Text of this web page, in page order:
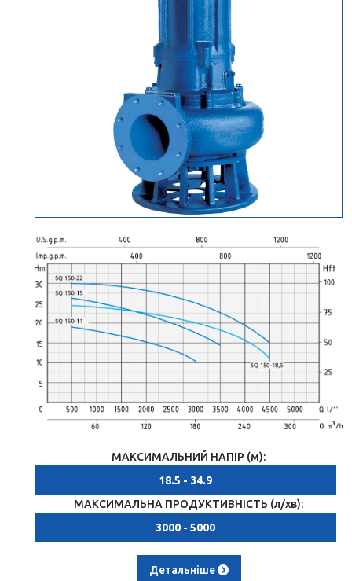
МАКСИМАЛЬНИЙ НАПІР (м):
18.5 - 34.9
МАКСИМАЛЬНА ПРОДУКТИВНІСТЬ (л/хв):
3000 - 5000
Детальніше